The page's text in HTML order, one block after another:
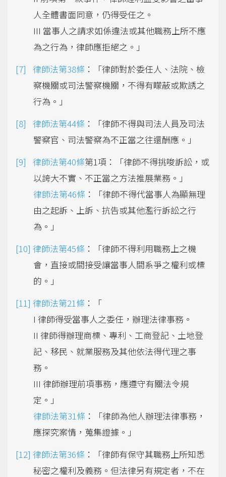
人全體書面同意，仍得受任之。
III 當事人之請求如係違法或其他職務上所不應
為之行為，律師應拒絕之。」
律師法第38條 ：「律師對於委任人、法院、檢
察機關或司法警察機關，不得有矇蔽或欺誘之
行為。」
律師法第44條 ：「律師不得與司法人員及司法
警察官、司法警察為不正當之往還酬應。」
律師法第40條第1項：「律師不得挑唆訴訟，或
以誇大不實、不正當之方法推展業務。」
律師法第46條 ：「律師不得代當事人為顯無理
由之起訴、上訴、抗告或其他濫行訴訟之行
為。」
律師法第45條 ：「律師不得利用職務上之機
會，直接或間接受讓當事人間系爭之權利或標
的。」
律師法第21條 ：「
I 律師得受當事人之委任，辦理法律事務。
II 律師得辦理商標、專利、工商登記、土地登
記、移民、就業服務及其他依法得代理之事
務。
III 律師辦理前項事務，應遵守有關法令規
定。」
律師法第31條 ：「律師為他人辦理法律事務，
應探究案情，蒐集證據。」
律師法第36條 ：「律師有保守其職務上所知悉
秘密之權利及義務。但法律另有規定者，不在